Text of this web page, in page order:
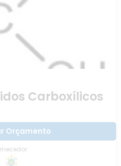
Carboxílicos
Orçamento